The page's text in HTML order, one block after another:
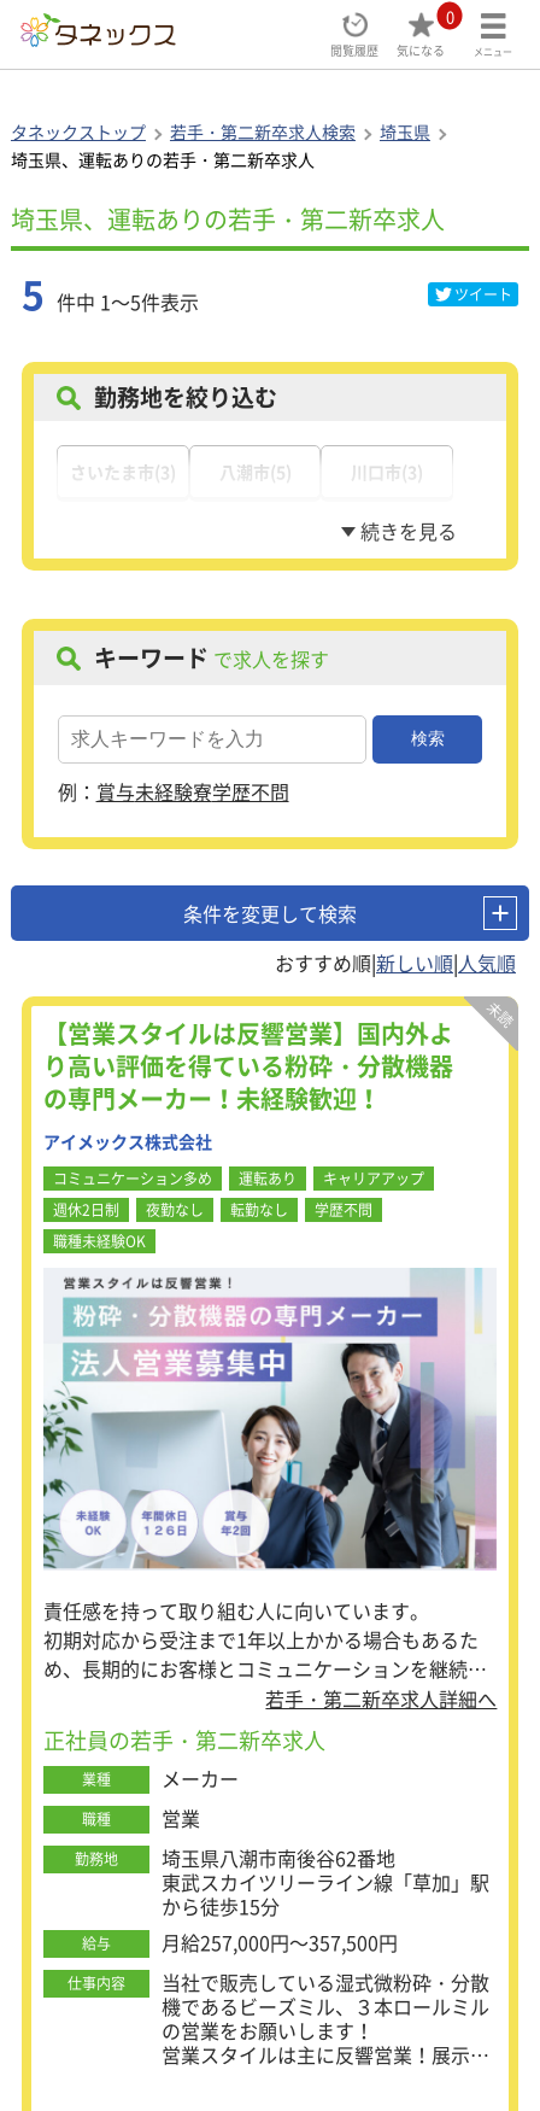
閲覧履歴
0
気になる メニュー
タネックストップ 若手・第二新卒求人検索
埼玉県
埼玉県、運転ありの若手・第二新卒求人
埼玉県、運転ありの若手・第二新卒求人
5 件中 1～5件表示 ツイート
勤務地を絞り込む
さいたま市(3) 八潮市(5) 川口市(3)
キーワード で求人を探す
例： 賞与未経験寮学歴不問
条件を変更して検索
|
|
【営業スタイルは反響営業】国内外よ
り高い評価を得ている粉砕・分散機器
の専門メーカー！未経験歓迎！
アイメックス株式会社
コミュニケーション多め 運転あり
キャリアアップ
週休2日制
夜勤なし 転勤なし
学歴不問
職種未経験OK
責任感を持って取り組む人に向いています。
初期対応から受注まで1年以上かかる場合もあるた
め、長期的にお客様とコミュニケーションを継続す
お客様の要望を把握し工場側へ正確に伝えるコミュ
ニケーション能力も求められます。
若手・第二新卒求人詳細へ
正社員の若手・第二新卒求人
業種 メーカー
職種 営業
勤務地
埼玉県八潮市南後谷62番地
東武スカイツリーライン線「草加」駅
から徒歩15分
給与 月給257,000円～357,500円
仕事内容
当社で販売している湿式微粉砕・分散
機であるビーズミル、３本ロールミル
の営業をお願いします！
営業スタイルは主に反響営業！展示会